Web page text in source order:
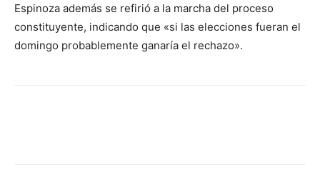
Espinoza además se refirió a la marcha del proceso
constituyente, indicando que «si las elecciones fueran el
domingo probablemente ganaría el rechazo».